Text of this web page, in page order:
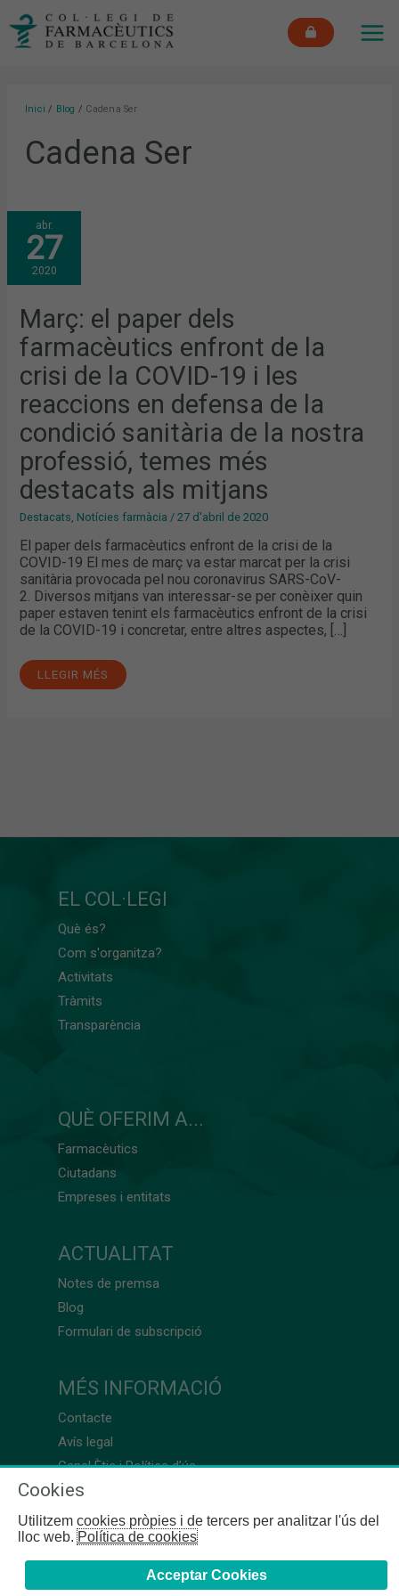
Inici Blog Cadena Ser
Cadena Ser
abr.
27
2020
Març: el paper dels
farmacèutics enfront de la
crisi de la COVID-19 i les
reaccions en defensa de la
condició sanitària de la nostra
professió, temes més
destacats als mitjans
Destacats Notícies farmàcia /27 d'abril de 2020
El paper dels farmacèutics enfront de la crisi de la
COVID-19 El mes de març va estar marcat per la crisi
sanitària provocada pel nou coronavirus SARS-CoV-
2. Diversos mitjans van interessar-se per conèixer quin
paper estaven tenint els farmacèutics enfront de la crisi
de la COVID-19 i concretar, entre altres aspectes, […]
MARÇ:
EL
PAPER
DELS
FARMACÈUTICS
ENFRONT
DE
CRISI
DE
LA
COVID-
19
LES
REACCIONS
EN
DEFENSA
LA
SANITÀRIA
DE
LA
NOSTRA
TEMES
DESTACATS
ALS
MITJANS
LLEGIR MÉS
EL COL·LEGI
Què és?
Com s'organitza?
Activitats
Tràmits
Transparència
QUÈ OFERIM A...
Farmacèutics
Ciutadans
Empreses i entitats
ACTUALITAT
Notes de premsa
Blog
Formulari de subscripció
MÉS INFORMACIÓ
Contacte
Avís legal
Canal Ètic i Política d’ús
Cookies
Utilitzem cookies pròpies i de tercers per analitzar l'ús del
lloc web.Política de cookies
Acceptar Cookies